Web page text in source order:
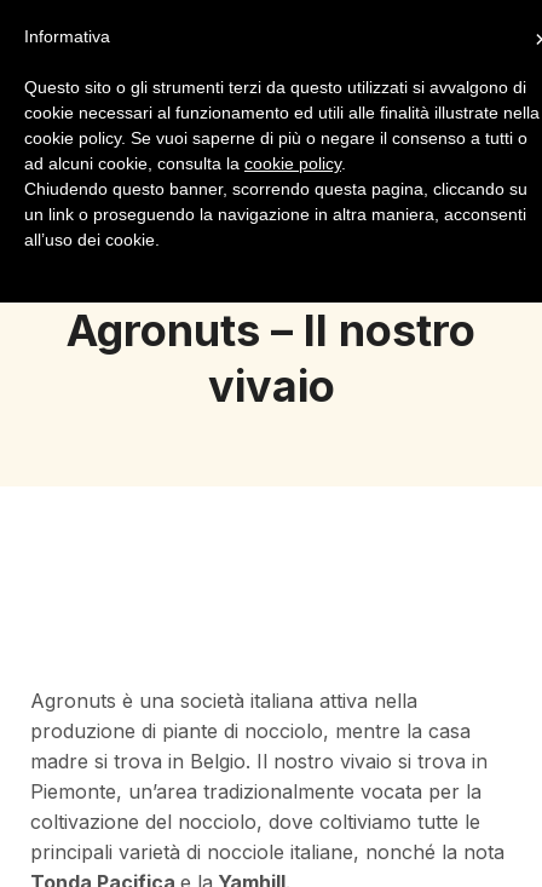
Login Registrazione
Agronuts – Il nostro
vivaio
Agronuts è una società italiana attiva nella
produzione di piante di nocciolo, mentre la casa
madre si trova in Belgio. Il nostro vivaio si trova in
Piemonte, un’area tradizionalmente vocata per la
coltivazione del nocciolo, dove coltiviamo tutte le
principali varietà di nocciole italiane, nonché la nota
Informativa
Questo sito o gli strumenti terzi da questo utilizzati si avvalgono di
cookie necessari al funzionamento ed utili alle finalità illustrate nella
cookie policy. Se vuoi saperne di più o negare il consenso a tutti o
ad alcuni cookie, consulta la cookie policy.
Chiudendo questo banner, scorrendo questa pagina, cliccando su
un link o proseguendo la navigazione in altra maniera, acconsenti
all’uso dei cookie.